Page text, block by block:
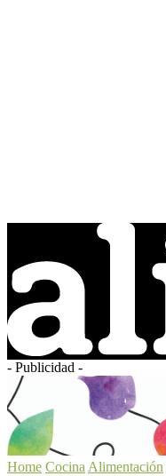
- Publicidad -
Home Cocina Alimentación